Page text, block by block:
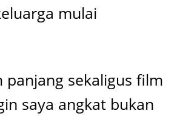
mulai
sekaligus film
saya angkat bukan